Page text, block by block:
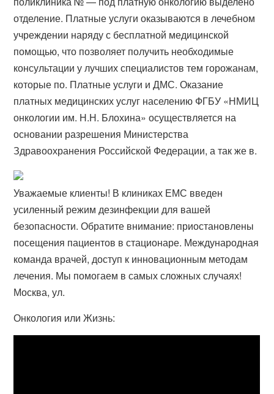
отделение. Платные услуги оказываются в лечебном
учреждении наряду с бесплатной медицинской
помощью, что позволяет получить необходимые
консультации у лучших специалистов тем горожанам,
которые по. Платные услуги и ДМС. Оказание
платных медицинских услуг населению ФГБУ «НМИЦ
онкологии им. Н.Н. Блохина» осуществляется на
основании разрешения Министерства
Здравоохранения Российской Федерации, а так же в.
Уважаемые клиенты! В клиниках ЕМС введен
усиленный режим дезинфекции для вашей
безопасности. Обратите внимание: приостановлены
посещения пациентов в стационаре. Международная
команда врачей, доступ к инновационным методам
лечения. Мы помогаем в самых сложных случаях!
Москва, ул.
Онкология или Жизнь: